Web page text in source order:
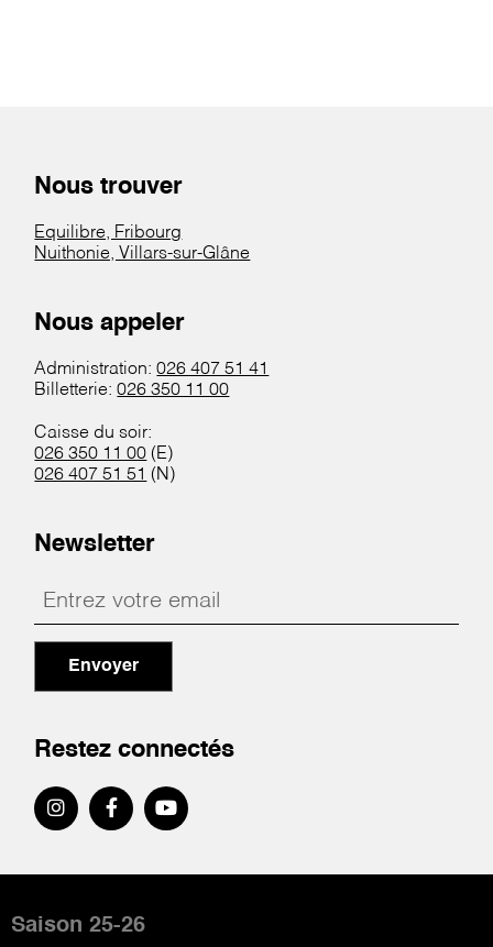
Nous trouver
Equilibre, Fribourg
Nuithonie, Villars-sur-Glâne
Nous appeler
Administration:026 407 51 41
Billetterie:026 350 11 00
Caisse du soir:
026 350 11 00 (E)
026 407 51 51 (N)
Newsletter
Envoyer
Restez connectés
de
Saison 25-26